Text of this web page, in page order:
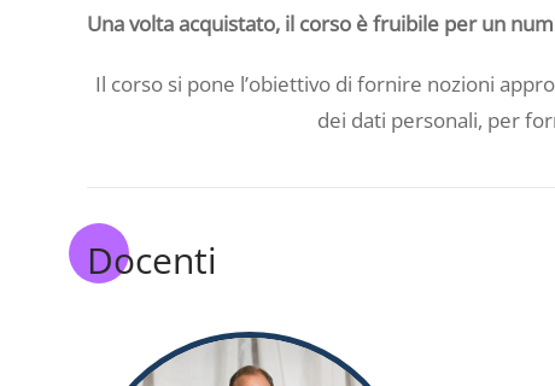
Una volta acquistato, il corso è fruibile per un
Il corso si pone l’obiettivo di fornire nozioni
dei dati personali, per
Docenti